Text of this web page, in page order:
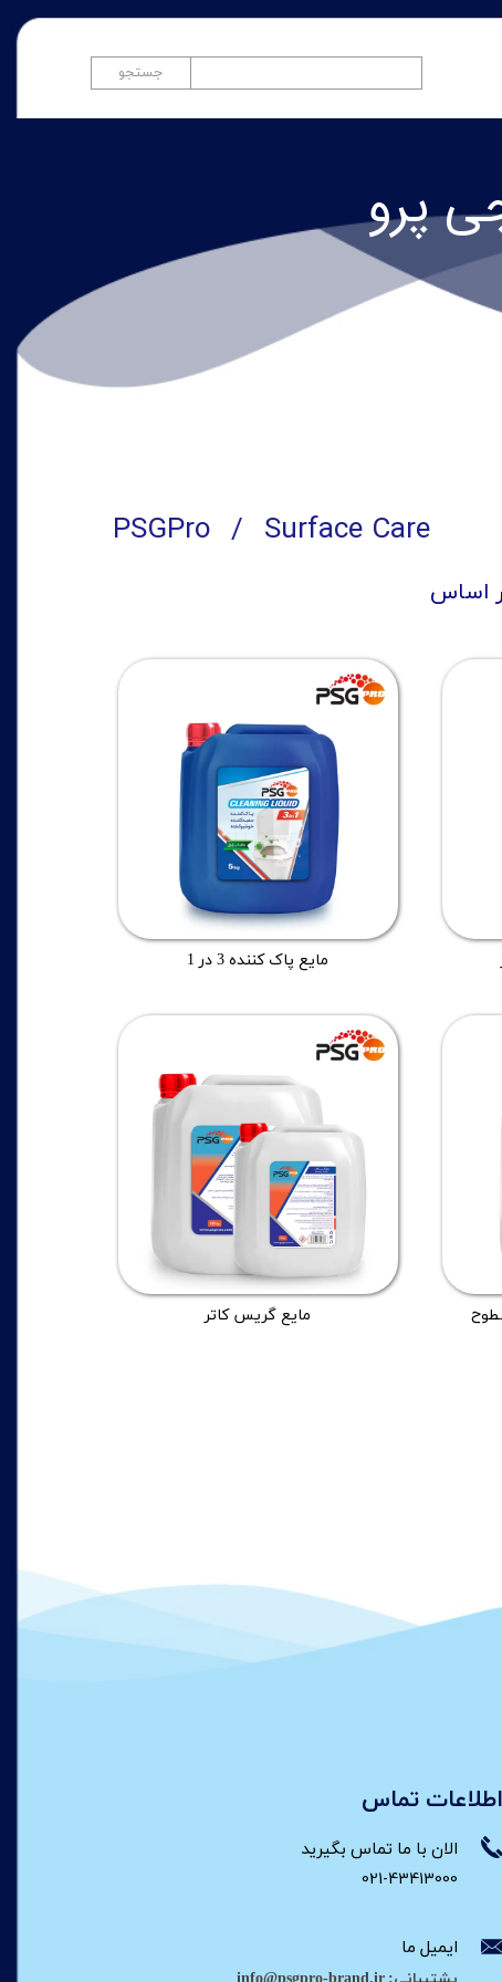
جستجو
PSGPro Surface Care
اساس
مایع پاک کننده 3 در 1
مایع گریس کاتر
پرو​​​​​​​
اطلاعات تماس
الان با ما تماس بگیرید
ایمیل ما
021-43413000